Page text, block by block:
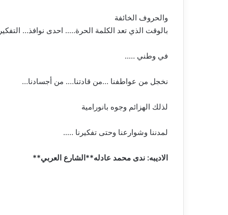
والحروف الخائفة
بالوقت الذي تعد الكلمة الحرة….. احدى نوافذ…
في وطني …..
نخجل من عواطفنا …من قادتنا…. من أجسادنا…
لذلك الهزائم وجوه بانورامية
لمدننا وشوارعنا وحتى تفكيرنا …..
الاديبه: ندى محمد عادله**الشارع العربي**